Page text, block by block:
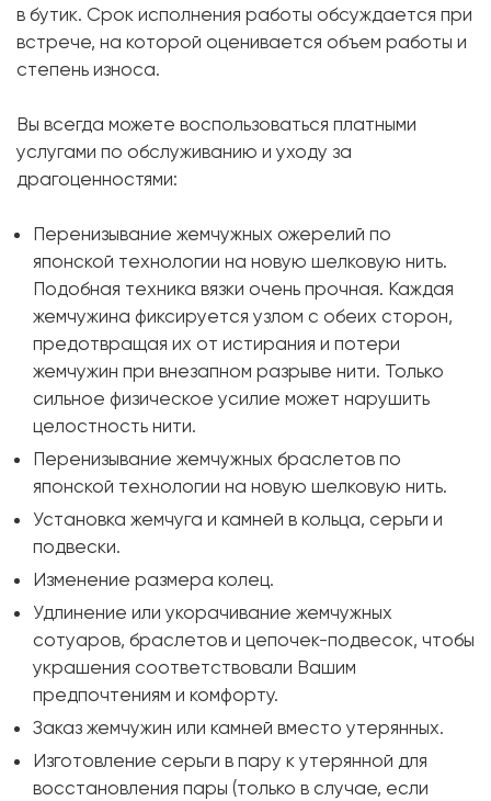
в бутик. Срок исполнения работы обсуждается при
встрече, на которой оценивается объем работы и
степень износа.
Вы всегда можете воспользоваться платными
услугами по обслуживанию и уходу за
драгоценностями:
Перенизывание жемчужных ожерелий по
японской технологии на новую шелковую нить.
Подобная техника вязки очень прочная. Каждая
жемчужина фиксируется узлом с обеих сторон,
предотвращая их от истирания и потери
жемчужин при внезапном разрыве нити. Только
сильное физическое усилие может нарушить
целостность нити.
Перенизывание жемчужных браслетов по
японской технологии на новую шелковую нить.
Установка жемчуга и камней в кольца, серьги и
подвески.
Изменение размера колец.
Удлинение или укорачивание жемчужных
сотуаров, браслетов и цепочек-подвесок, чтобы
украшения соответствовали Вашим
предпочтениям и комфорту.
Заказ жемчужин или камней вместо утерянных.
Изготовление серьги в пару к утерянной для
восстановления пары (только в случае, если